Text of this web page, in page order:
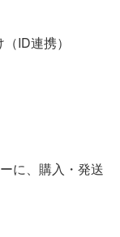
ID連携）
に、購入・発送